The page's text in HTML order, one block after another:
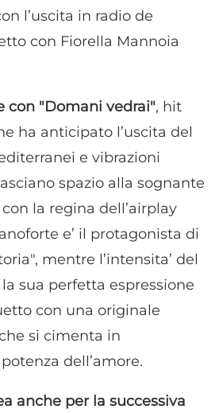
l’uscita in radio de
con Fiorella Mannoia
con "Domani vedrai", hit
ha anticipato l’uscita del
e vibrazioni
spazio alla sognante
la regina dell’airplay
e’ il protagonista di
mentre l’intensita’ del
sua perfetta espressione
con una originale
si cimenta in
dell’amore.
anche per la successiva